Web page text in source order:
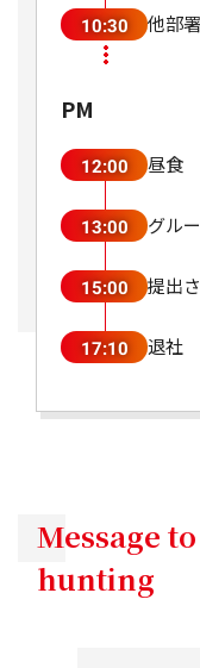
10:30 他部
PM
12:00 昼食
13:00 グル
15:00 提出
17:10 退社
Message
hunting